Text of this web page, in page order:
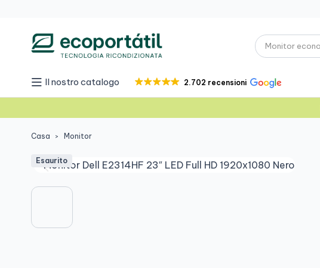
Il nostro catalogo 2.702 recensioni
Casa Monitor
Esaurito